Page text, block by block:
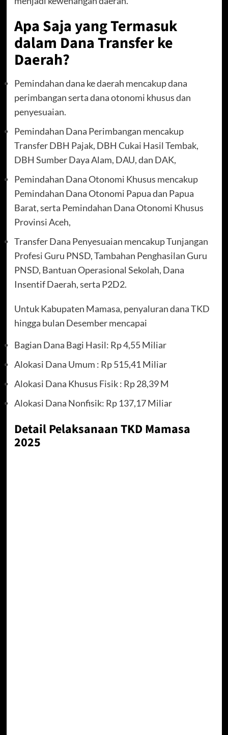
Apa Saja yang Termasuk
dalam Dana Transfer ke
Daerah?
Pemindahan dana ke daerah mencakup dana
perimbangan serta dana otonomi khusus dan
penyesuaian.
Pemindahan Dana Perimbangan mencakup
Transfer DBH Pajak, DBH Cukai Hasil Tembak,
DBH Sumber Daya Alam, DAU, dan DAK,
Pemindahan Dana Otonomi Khusus mencakup
Pemindahan Dana Otonomi Papua dan Papua
Barat, serta Pemindahan Dana Otonomi Khusus
Provinsi Aceh,
Transfer Dana Penyesuaian mencakup Tunjangan
Profesi Guru PNSD, Tambahan Penghasilan Guru
PNSD, Bantuan Operasional Sekolah, Dana
Insentif Daerah, serta P2D2.
Untuk Kabupaten Mamasa, penyaluran dana TKD
hingga bulan Desember mencapai
Bagian Dana Bagi Hasil: Rp 4,55 Miliar
Alokasi Dana Umum : Rp 515,41 Miliar
Alokasi Dana Khusus Fisik : Rp 28,39 M
Alokasi Dana Nonfisik: Rp 137,17 Miliar
Detail Pelaksanaan TKD Mamasa
2025